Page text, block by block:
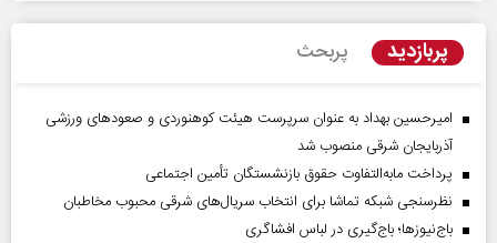
پربازدید پربحث
امیرحسین بهداد به عنوان سرپرست هیئت کوهنوردی و صعودهای ورزشی
آذربایجان شرقی منصوب شد
پرداخت مابه‌التفاوت حقوق بازنشستگان تأمین اجتماعی
نظرسنجی شبکه تماشا برای انتخاب سریال‌های شرقی محبوب مخاطبان
باج‌نیوزها؛ باج‌گیری در لباس افشاگری